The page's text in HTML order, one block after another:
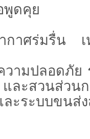
พูดคุย
าศร่มรื่น เ
วามปลอดภั
และสวนส่วน
ะระบบขนส่